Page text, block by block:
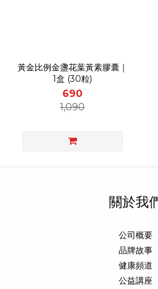
黃金比例金盞花葉黃素膠囊｜
1盒 (30粒)
690
1,090
關於我
公司概要
品牌故事
健康頻道
公益講座